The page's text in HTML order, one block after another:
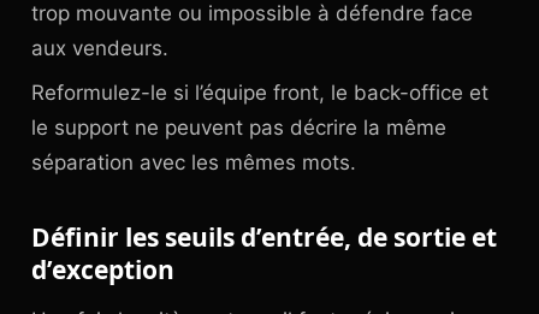
trop mouvante ou impossible à défendre face
aux vendeurs.
Reformulez-le si l’équipe front, le back-office et
le support ne peuvent pas décrire la même
séparation avec les mêmes mots.
Définir les seuils d’entrée, de sortie et
d’exception